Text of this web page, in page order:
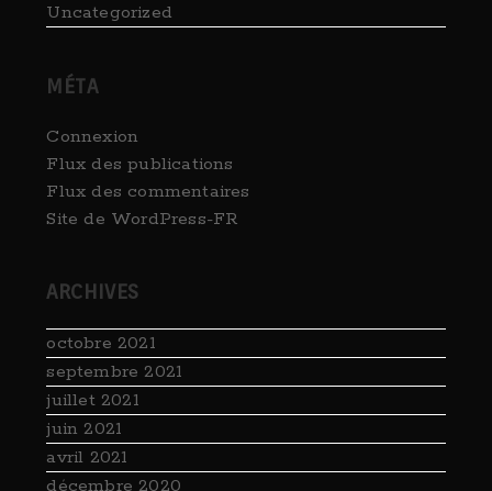
Uncategorized
MÉTA
Connexion
Flux des publications
Flux des commentaires
Site de WordPress-FR
ARCHIVES
octobre 2021
septembre 2021
juillet 2021
juin 2021
avril 2021
décembre 2020